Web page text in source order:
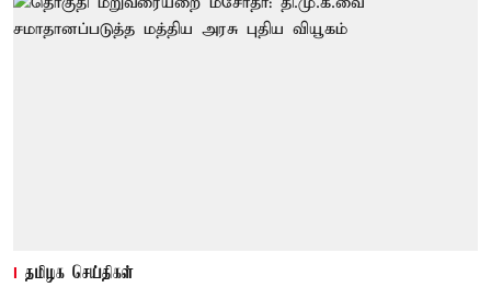
தமிழக செய்திகள்